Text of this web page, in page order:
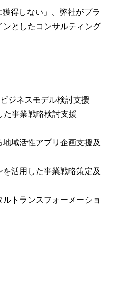
得しない」、弊社がプラ
としたコンサルティング
ジネスモデル検討支援
た事業戦略検討支援
地域活性アプリ企画支援及
を活用した事業戦略策定及
トランスフォーメーショ